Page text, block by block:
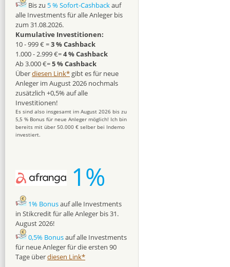
Bis zu 5 % Sofort-Cashbackauf
alle Investments für alle Anleger bis
zum 31.08.2026.
Kumulative Investitionen:
10 - 999 € =3 % Cashback
1.000 - 2.999 €=4 % Cashback
Ab 3.000 €=5 % Cashback
Überdiesen Link* gibt es für neue
Anleger im August 2026 nochmals
zusätzlich +0,5% auf alle
Investitionen!
Es sind also insgesamt im August 2026 bis zu
5,5 % Bonus für neue Anleger möglich! Ich bin
bereits mit über 50.000 € selber bei Indemo
investiert.
1%
1% Bonusauf alle Investments
in Stikcredit für alle Anleger bis 31.
August 2026!
0,5% Bonusauf alle Investments
für neue Anleger für die ersten 90
Tage überdiesen Link*